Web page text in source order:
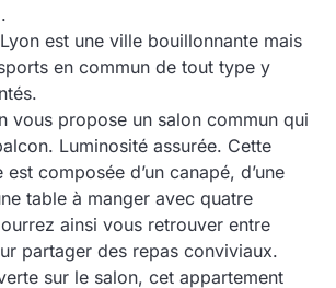
est une ville bouillonnante mais
en commun de tout type y
vous propose un salon commun qui
Luminosité assurée. Cette
composée d’un canapé, d’une
table à manger avec quatre
ainsi vous retrouver entre
partager des repas conviviaux.
sur le salon, cet appartement